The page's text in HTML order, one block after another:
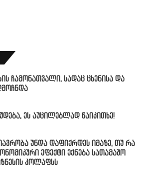
ჩამონათვალი, სადაც ცხენისა და
ეს აუცილებლად წაიკითხე!
უნდა დაფიქრდეს იმაზე, თუ რა
ეფექტი ექნება სათამაშო
კოლაფსს